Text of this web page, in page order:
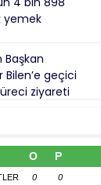
yemek
Başkan
Bilen’e geçici
ziyareti
O P
0
0